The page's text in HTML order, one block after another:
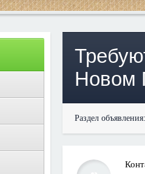
Новом
Раздел